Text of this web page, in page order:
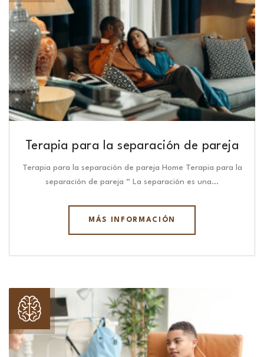
Terapia para la separación de pareja
Terapia para la separación de pareja Home Terapia para la
separación de pareja “ La separación es una…
MÁS INFORMACIÓN